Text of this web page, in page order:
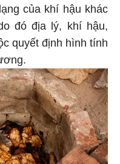
của khí hậu khác
đó địa lý, khí hậu,
quyết định hình tính